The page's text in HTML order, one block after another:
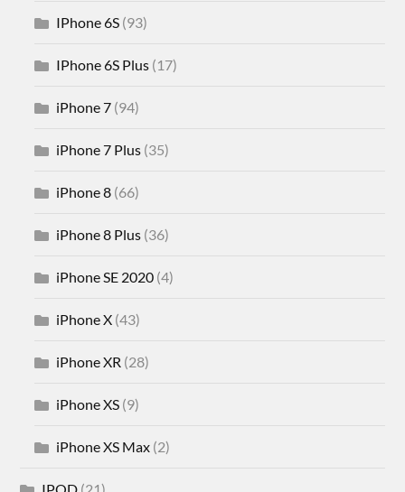
IPhone 6S (93)
IPhone 6S Plus (17)
iPhone 7 (94)
iPhone 7 Plus (35)
iPhone 8 (66)
iPhone 8 Plus (36)
iPhone SE 2020 (4)
iPhone X (43)
iPhone XR (28)
iPhone XS (9)
iPhone XS Max (2)
IPOD (21)